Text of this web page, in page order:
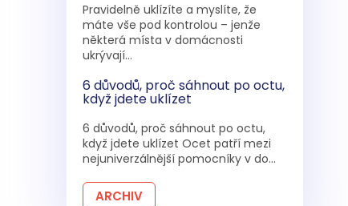
Pravidelně uklízíte a myslíte, že
máte vše pod kontrolou – jenže
některá místa v domácnosti
ukrývají...
6 důvodů, proč sáhnout po octu,
když jdete uklízet
6 důvodů, proč sáhnout po octu,
když jdete uklízet Ocet patří mezi
nejuniverzálnější pomocníky v do...
ARCHIV